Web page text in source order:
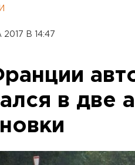
В 14:47
в две